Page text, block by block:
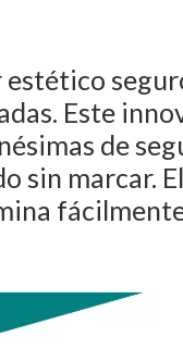
Este
de
sin marcar.